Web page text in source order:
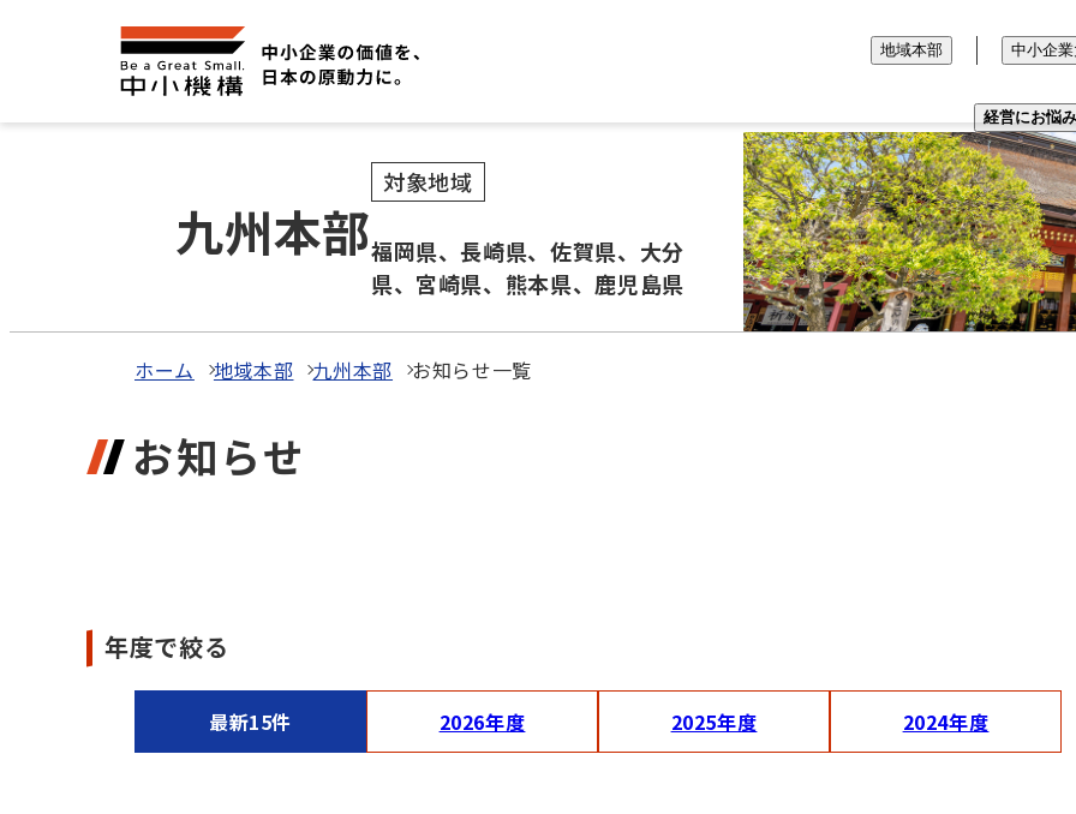
経営にお悩
地域本部 中小企
九州本部
対象地域
福岡県、長崎県、佐賀県、大分
県、宮崎県、熊本県、鹿児島県
ホーム 地域本部 九州本部 お知らせ一覧
お知らせ
年度で絞る
最新15件 2026年度 2025年度 2024年度